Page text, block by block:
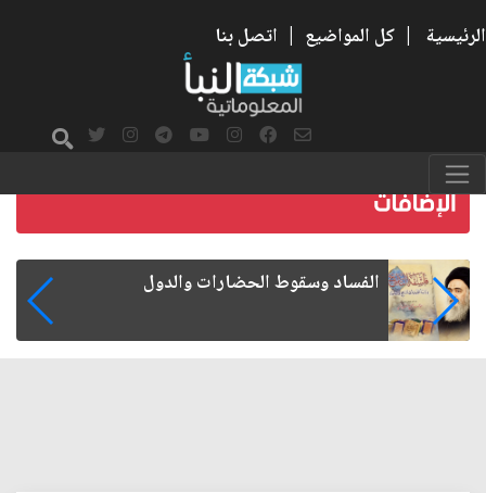
الرئيسية | كل المواضيع | اتصل بنا
رواتب الموظفين على صفيح ساخن